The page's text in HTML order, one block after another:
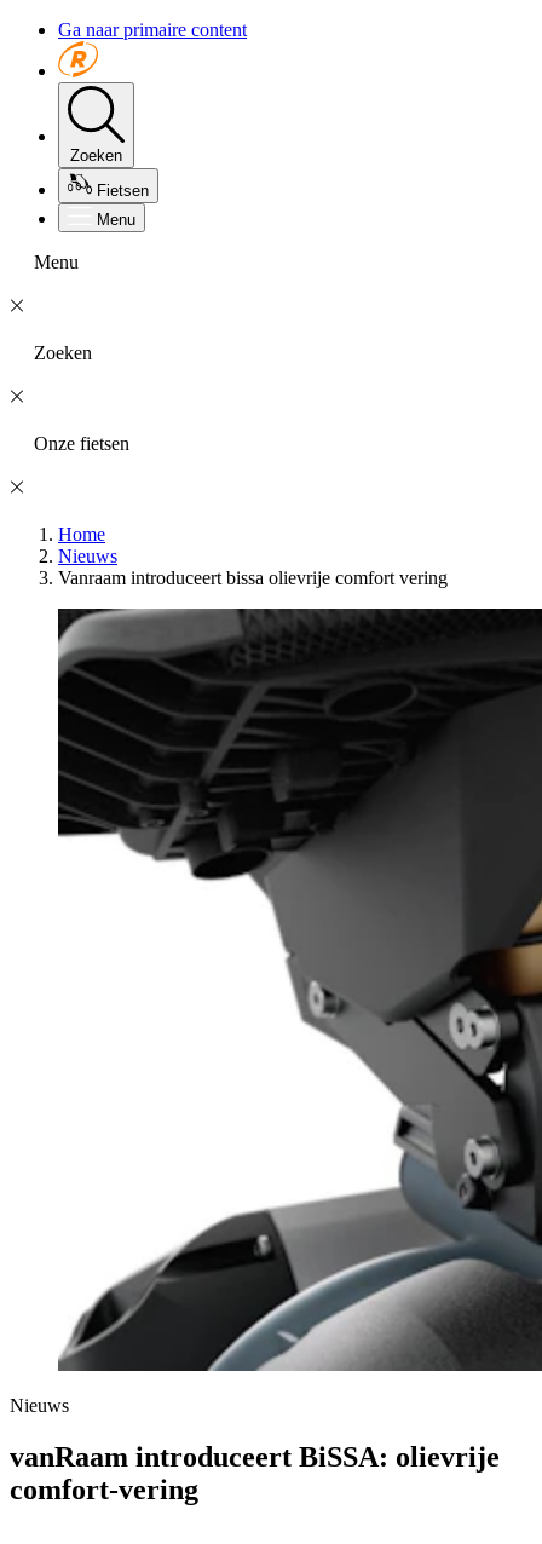
Ga naar primaire content
Zoeken
Fietsen
Menu
Menu
Zoeken
Onze fietsen
Home
Nieuws
Vanraam introduceert bissa olievrije comfort vering
Nieuws
vanRaam introduceert BiSSA: olievrije
comfort-vering